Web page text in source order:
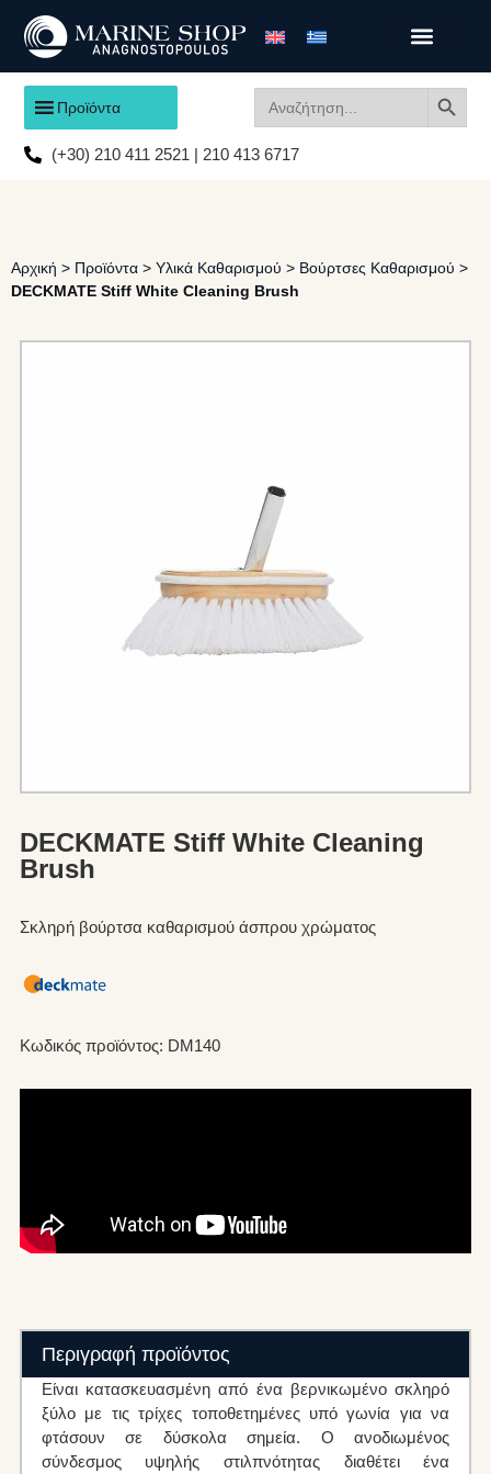
Προϊόντα
for:
(+30) 210 411 2521 | 210 413 6717
Αρχική > Προϊόντα > Υλικά Καθαρισμού > Βούρτσες Καθαρισμού >
DECKMATE Stiff White Cleaning Brush
DECKMATE Stiff White Cleaning
Brush
Σκληρή βούρτσα καθαρισμού άσπρου χρώματος
Κωδικός προϊόντος: DM140
Περιγραφή προϊόντος
Είναι κατασκευασμένη από ένα βερνικωμένο σκληρό
ξύλο με τις τρίχες τοποθετημένες υπό γωνία για να
φτάσουν σε δύσκολα σημεία. Ο ανοδιωμένος
σύνδεσμος υψηλής στιλπνότητας διαθέτει ένα